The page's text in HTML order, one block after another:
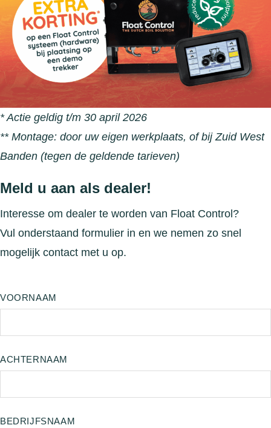
* Actie geldig t/m 30 april 2026
** Montage: door uw eigen werkplaats, of bij Zuid West
Banden (tegen de geldende tarieven)
Meld u aan als dealer!
Interesse om dealer te worden van Float Control?
Vul onderstaand formulier in en we nemen zo snel
mogelijk contact met u op.